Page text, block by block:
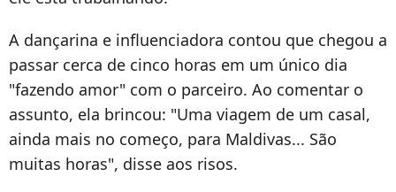
A dançarina e influenciadora contou que chegou a
passar cerca de cinco horas em um único dia
"fazendo amor" com o parceiro. Ao comentar o
assunto, ela brincou: "Uma viagem de um casal,
ainda mais no começo, para Maldivas... São
muitas horas", disse aos risos.